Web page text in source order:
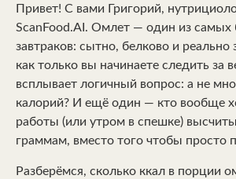
Привет! С вами Григорий,
ScanFood.AI. Омлет — один из самых
завтраков: сытно, белково и реально
как только вы начинаете следить за
всплывает логичный вопрос: а не
калорий? И ещё один — кто вообще
работы (или утром в спешке)
граммам, вместо того чтобы просто
Разберёмся, сколько ккал в порции